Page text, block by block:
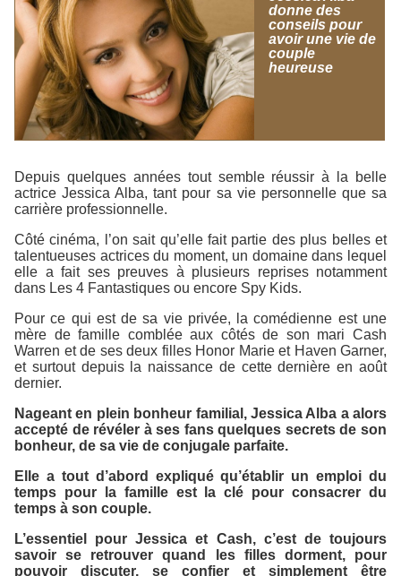
donne des
conseils pour
avoir une vie de
couple
heureuse
Depuis quelques années tout semble réussir à la belle
actrice Jessica Alba, tant pour sa vie personnelle que sa
carrière professionnelle.
Côté cinéma, l’on sait qu’elle fait partie des plus belles et
talentueuses actrices du moment, un domaine dans lequel
elle a fait ses preuves à plusieurs reprises notamment
dans Les 4 Fantastiques ou encore Spy Kids.
Pour ce qui est de sa vie privée, la comédienne est une
mère de famille comblée aux côtés de son mari Cash
Warren et de ses deux filles Honor Marie et Haven Garner,
et surtout depuis la naissance de cette dernière en août
dernier.
Nageant en plein bonheur familial, Jessica Alba a alors
accepté de révéler à ses fans quelques secrets de son
bonheur, de sa vie de conjugale parfaite.
Elle a tout d’abord expliqué qu’établir un emploi du
temps pour la famille est la clé pour consacrer du
temps à son couple.
L’essentiel pour Jessica et Cash, c’est de toujours
savoir se retrouver quand les filles dorment, pour
pouvoir discuter, se confier et simplement être